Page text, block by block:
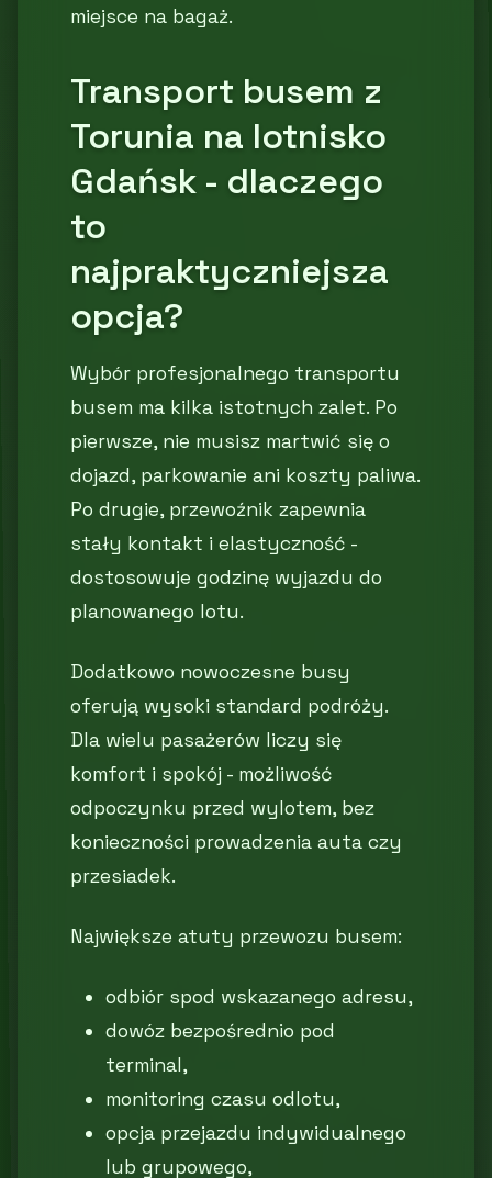
miejsce na bagaż.
Transport busem z
Torunia na lotnisko
Gdańsk - dlaczego
to
najpraktyczniejsza
opcja?
Wybór profesjonalnego transportu
busem ma kilka istotnych zalet. Po
pierwsze, nie musisz martwić się o
dojazd, parkowanie ani koszty paliwa.
Po drugie, przewoźnik zapewnia
stały kontakt i elastyczność -
dostosowuje godzinę wyjazdu do
planowanego lotu.
Dodatkowo nowoczesne busy
oferują wysoki standard podróży.
Dla wielu pasażerów liczy się
komfort i spokój - możliwość
odpoczynku przed wylotem, bez
konieczności prowadzenia auta czy
przesiadek.
Największe atuty przewozu busem:
odbiór spod wskazanego adresu,
dowóz bezpośrednio pod
terminal,
monitoring czasu odlotu,
opcja przejazdu indywidualnego
lub grupowego,